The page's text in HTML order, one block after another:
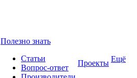
Полезно знать
Статьи
Вопрос-ответ
Проекты Ещё